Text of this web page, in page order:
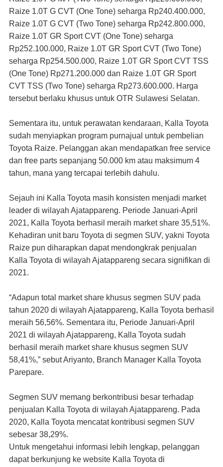
Raize 1.0T G CVT (One Tone) seharga Rp240.400.000,
Raize 1.0T G CVT (Two Tone) seharga Rp242.800.000,
Raize 1.0T GR Sport CVT (One Tone) seharga
Rp252.100.000, Raize 1.0T GR Sport CVT (Two Tone)
seharga Rp254.500.000, Raize 1.0T GR Sport CVT TSS
(One Tone) Rp271.200.000 dan Raize 1.0T GR Sport
CVT TSS (Two Tone) seharga Rp273.600.000. Harga
tersebut berlaku khusus untuk OTR Sulawesi Selatan.
Sementara itu, untuk perawatan kendaraan, Kalla Toyota
sudah menyiapkan program purnajual untuk pembelian
Toyota Raize. Pelanggan akan mendapatkan free service
dan free parts sepanjang 50.000 km atau maksimum 4
tahun, mana yang tercapai terlebih dahulu.
Sejauh ini Kalla Toyota masih konsisten menjadi market
leader di wilayah Ajatappareng. Periode Januari-April
2021, Kalla Toyota berhasil meraih market share 35,51%.
Kehadiran unit baru Toyota di segmen SUV, yakni Toyota
Raize pun diharapkan dapat mendongkrak penjualan
Kalla Toyota di wilayah Ajatappareng secara signifikan di
2021.
“Adapun total market share khusus segmen SUV pada
tahun 2020 di wilayah Ajatappareng, Kalla Toyota berhasil
meraih 56,56%. Sementara itu, Periode Januari-April
2021 di wilayah Ajatappareng, Kalla Toyota sudah
berhasil meraih market share khusus segmen SUV
58,41%,” sebut Ariyanto, Branch Manager Kalla Toyota
Parepare.
Segmen SUV memang berkontribusi besar terhadap
penjualan Kalla Toyota di wilayah Ajatappareng. Pada
2020, Kalla Toyota mencatat kontribusi segmen SUV
sebesar 38,29%.
Untuk mengetahui informasi lebih lengkap, pelanggan
dapat berkunjung ke website Kalla Toyota di